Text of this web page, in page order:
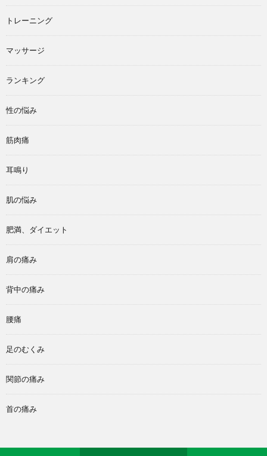
トレーニング
マッサージ
ランキング
性の悩み
筋肉痛
耳鳴り
肌の悩み
肥満、ダイエット
肩の痛み
背中の痛み
腰痛
足のむくみ
関節の痛み
首の痛み